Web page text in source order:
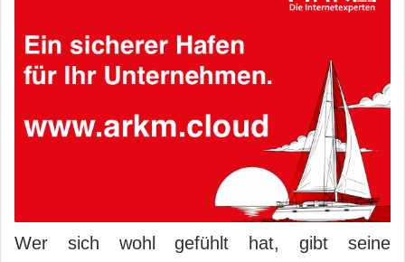
Wer sich wohl gefühlt hat, gibt seine